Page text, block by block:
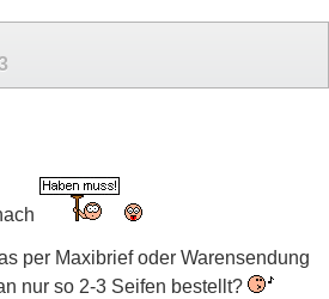
per Maxibrief oder Warensendung
nur so 2-3 Seifen bestellt?